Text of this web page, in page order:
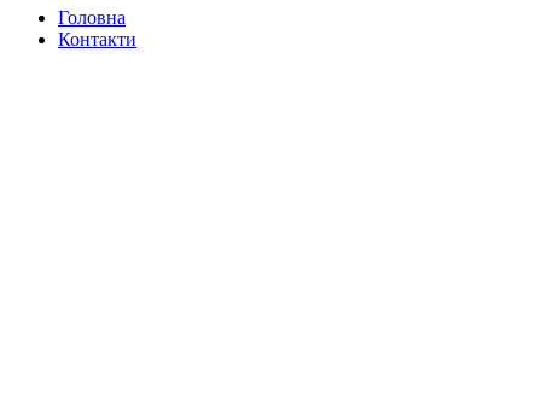
Головна
Контакти